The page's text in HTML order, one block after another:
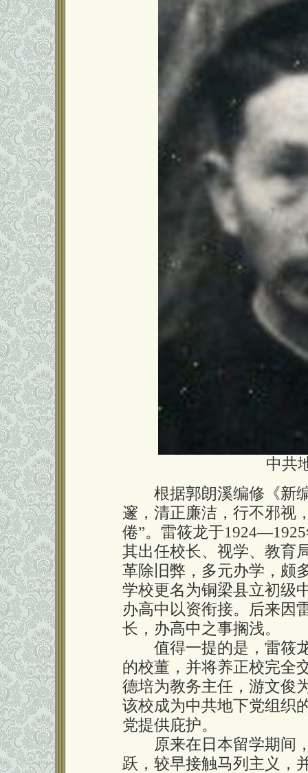
中共
根据郭朗溪编修《新编
邃，清正廉洁，行不邪视
倦”。雷筱龙于
其出任校长、视学、教育
革除旧弊，多元办学，颇
学校更名为铜梁县立初级
办高中以资衔接。后来因
长，办高中之事搁浅。
值得一提的是，雷筱龙
的校董，并将养正校完全
德培为教务主任，游文俊
该校成为中共地下党组织
党提供庇护。
原来在日本留学期间，
跃，较早接触马列主义，